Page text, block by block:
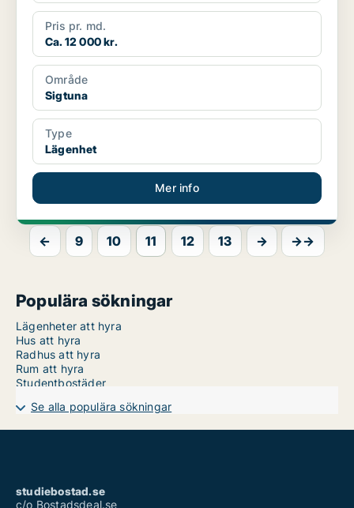
Pris pr. md.
Ca. 12 000 kr.
Område
Sigtuna
Type
Lägenhet
Mer info
← 9 10 11 12 13 → →→
Populära sökningar
Lägenheter att hyra
Hus att hyra
Radhus att hyra
Rum att hyra
Studentbostäder
Se alla populära sökningar
studiebostad.se
c/o Bostadsdeal.se